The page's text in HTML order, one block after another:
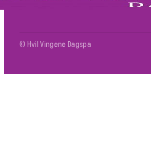
© Hvil Vingene Dagspa